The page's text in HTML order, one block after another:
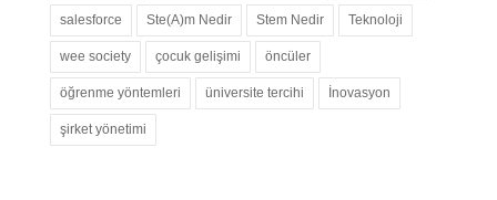
salesforce Ste(A)m Nedir Stem Nedir Teknoloji
wee society çocuk gelişimi öncüler
öğrenme yöntemleri üniversite tercihi İnovasyon
şirket yönetimi